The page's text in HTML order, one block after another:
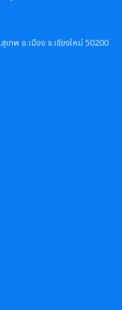
การอบรม
รปฏิบัติงานราชการ
คุณธรรมจริยธรรม
มาณประจำปี
รือการจัดหาพัสดุประจำปี
อการจัดหาพัสดุ (งบลงทุน)
งหรือการจัดหาพัสดุ
ฒนาทรัพยากรบุคคล
ทพ อ.เมือง จ.เชียงใหม่ 50200